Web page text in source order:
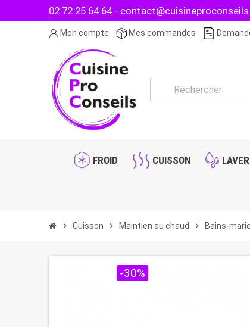
02 72 25 64 64-
Mon compte Mes commandes
FROID CUISSON
chevron_right Cuisson chevron_right Maintien au chaud chevron_right Bains-marie
-30%